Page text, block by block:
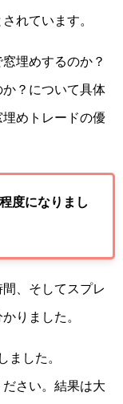
れています。
埋めするのか？
？について具体
めトレードの優
度になりまし
、そしてスプレ
りました。
ました。
さい。結果は大